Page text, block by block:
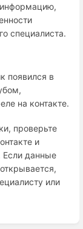
специалиста.
появился в
на контакте.
проверьте
и
Если данные
или